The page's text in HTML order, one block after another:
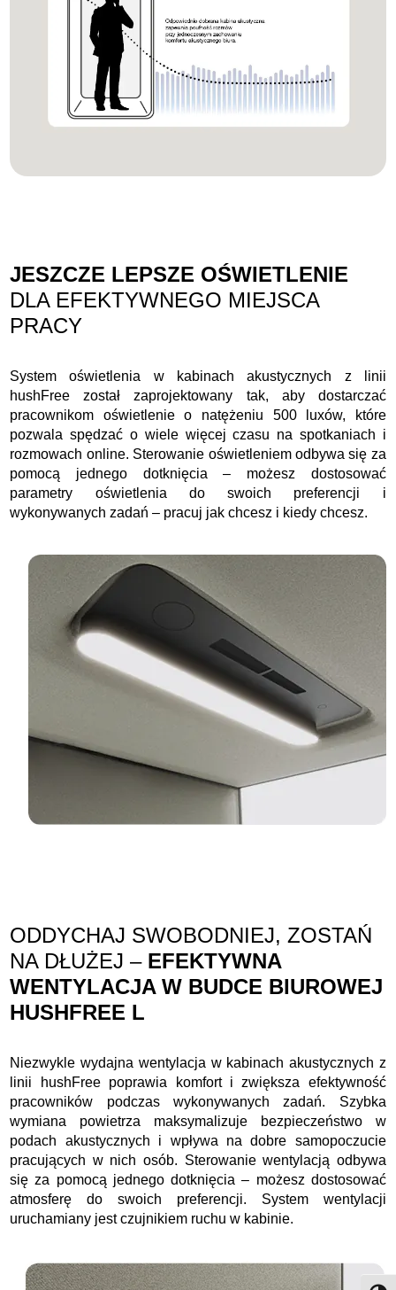
JESZCZE LEPSZE OŚWIETLENIE
DLA EFEKTYWNEGO MIEJSCA
PRACY
System oświetlenia w kabinach akustycznych z linii
hushFree został zaprojektowany tak, aby dostarczać
pracownikom oświetlenie o natężeniu 500 luxów, które
pozwala spędzać o wiele więcej czasu na spotkaniach i
rozmowach online. Sterowanie oświetleniem odbywa się za
pomocą jednego dotknięcia – możesz dostosować
parametry oświetlenia do swoich preferencji i
wykonywanych zadań – pracuj jak chcesz i kiedy chcesz.
ODDYCHAJ SWOBODNIEJ, ZOSTAŃ
NA DŁUŻEJ – EFEKTYWNA
WENTYLACJA W BUDCE BIUROWEJ
HUSHFREE L
Niezwykle wydajna wentylacja w kabinach akustycznych z
linii hushFree poprawia komfort i zwiększa efektywność
pracowników podczas wykonywanych zadań. Szybka
wymiana powietrza maksymalizuje bezpieczeństwo w
podach akustycznych i wpływa na dobre samopoczucie
pracujących w nich osób. Sterowanie wentylacją odbywa
się za pomocą jednego dotknięcia – możesz dostosować
atmosferę do swoich preferencji. System wentylacji
uruchamiany jest czujnikiem ruchu w kabinie.